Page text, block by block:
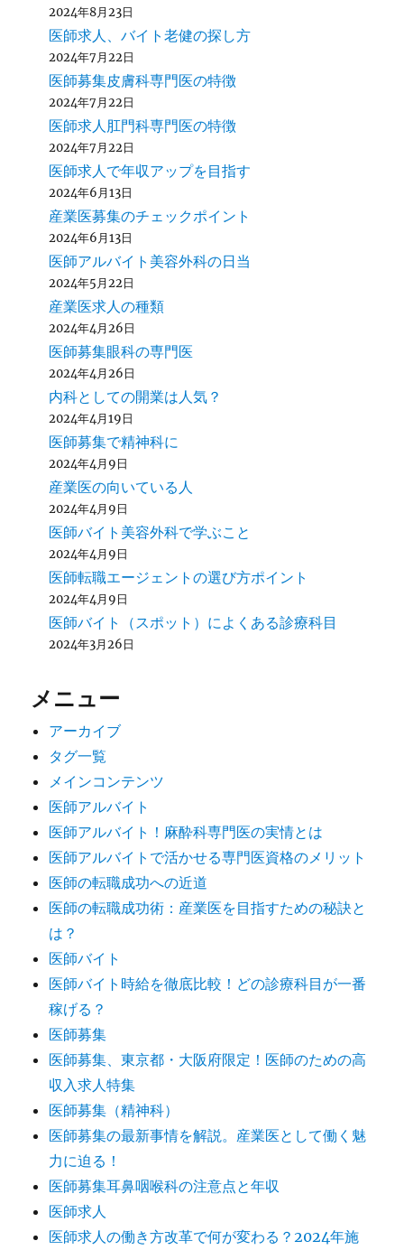
2024年8月23日
医師求人、バイト老健の探し方
2024年7月22日
医師募集皮膚科専門医の特徴
2024年7月22日
医師求人肛門科専門医の特徴
2024年7月22日
医師求人で年収アップを目指す
2024年6月13日
産業医募集のチェックポイント
2024年6月13日
医師アルバイト美容外科の日当
2024年5月22日
産業医求人の種類
2024年4月26日
医師募集眼科の専門医
2024年4月26日
内科としての開業は人気？
2024年4月19日
医師募集で精神科に
2024年4月9日
産業医の向いている人
2024年4月9日
医師バイト美容外科で学ぶこと
2024年4月9日
医師転職エージェントの選び方ポイント
2024年4月9日
医師バイト（スポット）によくある診療科目
2024年3月26日
メニュー
アーカイブ
タグ一覧
メインコンテンツ
医師アルバイト
医師アルバイト！麻酔科専門医の実情とは
医師アルバイトで活かせる専門医資格のメリット
医師の転職成功への近道
医師の転職成功術：産業医を目指すための秘訣と
は？
医師バイト
医師バイト時給を徹底比較！どの診療科目が一番
稼げる？
医師募集
医師募集、東京都・大阪府限定！医師のための高
収入求人特集
医師募集（精神科）
医師募集の最新事情を解説。産業医として働く魅
力に迫る！
医師募集耳鼻咽喉科の注意点と年収
医師求人
医師求人の働き方改革で何が変わる？2024年施